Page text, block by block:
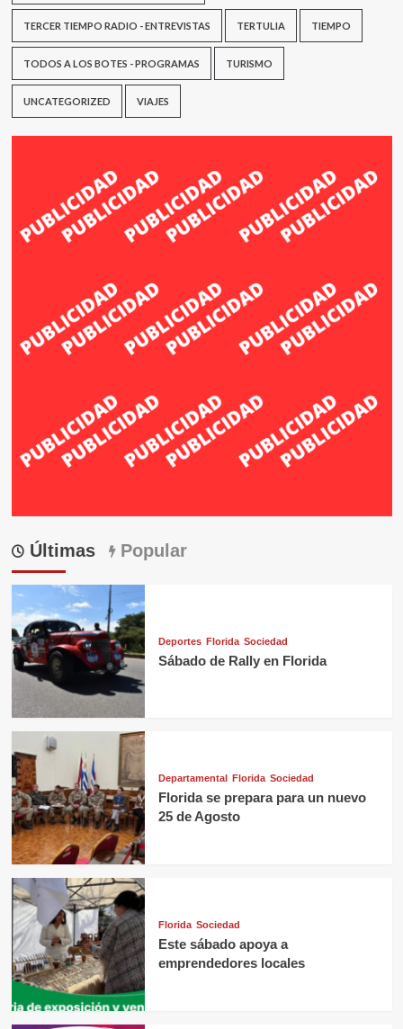
TERCER TIEMPO RADIO - ENTREVISTAS TERTULIA TIEMPO
TODOS A LOS BOTES - PROGRAMAS TURISMO
UNCATEGORIZED VIAJES
Últimas Popular
Deportes Florida Sociedad
Sábado de Rally en Florida
Departamental Florida Sociedad
Florida se prepara para un nuevo
25 de Agosto
Florida Sociedad
Este sábado apoya a
emprendedores locales